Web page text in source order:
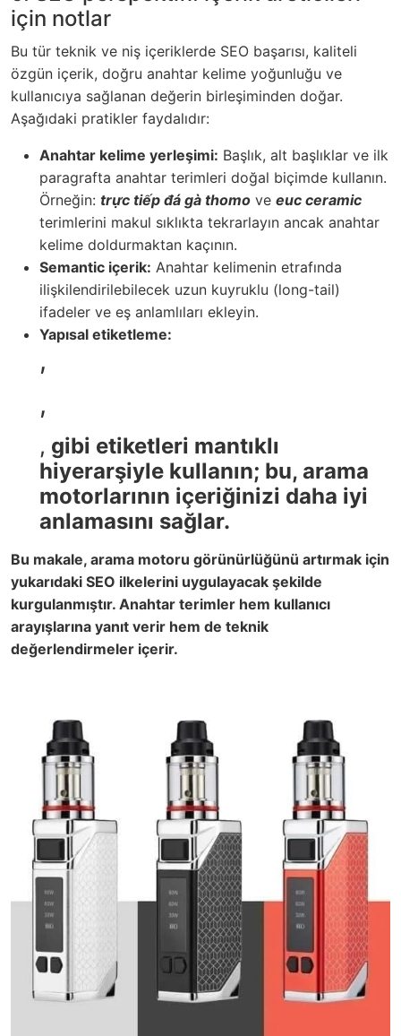
için notlar
Bu tür teknik ve niş içeriklerde SEO başarısı, kaliteli
özgün içerik, doğru anahtar kelime yoğunluğu ve
kullanıcıya sağlanan değerin birleşiminden doğar.
Aşağıdaki pratikler faydalıdır:
Anahtar kelime yerleşimi: Başlık, alt başlıklar ve ilk
paragrafta anahtar terimleri doğal biçimde kullanın.
Örneğin: trực tiếp đá gà thomo ve euc ceramic
terimlerini makul sıklıkta tekrarlayın ancak anahtar
kelime doldurmaktan kaçının.
Semantic içerik: Anahtar kelimenin etrafında
ilişkilendirilebilecek uzun kuyruklu (long-tail)
ifadeler ve eş anlamlıları ekleyin.
Yapısal etiketleme:
,
,
, gibi etiketleri mantıklı
hiyerarşiyle kullanın; bu, arama
motorlarının içeriğinizi daha iyi
anlamasını sağlar.
Bu makale, arama motoru görünürlüğünü artırmak için
yukarıdaki SEO ilkelerini uygulayacak şekilde
kurgulanmıştır. Anahtar terimler hem kullanıcı
arayışlarına yanıt verir hem de teknik
değerlendirmeler içerir.